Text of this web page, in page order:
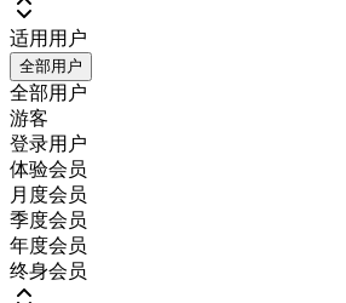
适用用户
全部用户
全部用户
游客
登录用户
体验会员
月度会员
季度会员
年度会员
终身会员